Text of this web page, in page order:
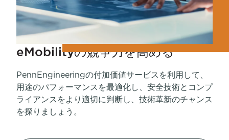
eMobilityの競争力を高める
PennEngineeringの付加価値サービスを利用して、
用途のパフォーマンスを最適化し、安全技術とコンプ
ライアンスをより適切に判断し、技術革新のチャンス
を探りましょう。